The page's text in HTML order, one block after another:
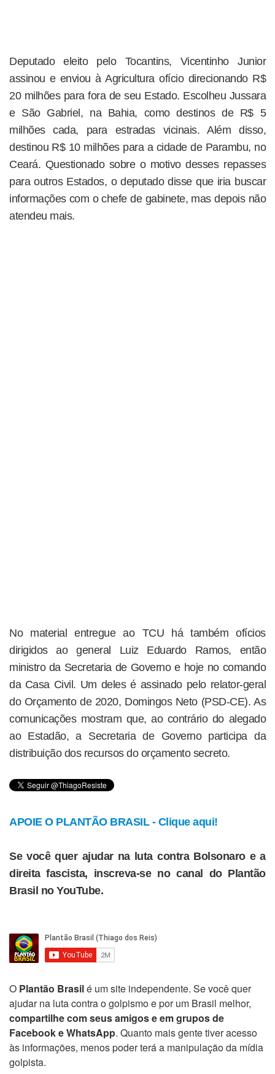
Deputado eleito pelo Tocantins, Vicentinho Junior
assinou e enviou à Agricultura ofício direcionando R$
20 milhões para fora de seu Estado. Escolheu Jussara
e São Gabriel, na Bahia, como destinos de R$ 5
milhões cada, para estradas vicinais. Além disso,
destinou R$ 10 milhões para a cidade de Parambu, no
Ceará. Questionado sobre o motivo desses repasses
para outros Estados, o deputado disse que iria buscar
informações com o chefe de gabinete, mas depois não
atendeu mais.
No material entregue ao TCU há também ofícios
dirigidos ao general Luiz Eduardo Ramos, então
ministro da Secretaria de Governo e hoje no comando
da Casa Civil. Um deles é assinado pelo relator-geral
do Orçamento de 2020, Domingos Neto (PSD-CE). As
comunicações mostram que, ao contrário do alegado
ao Estadão, a Secretaria de Governo participa da
distribuição dos recursos do orçamento secreto.
APOIE O PLANTÃO BRASIL - Clique aqui!
Se você quer ajudar na luta contra Bolsonaro e a
direita fascista, inscreva-se no canal do Plantão
Brasil no YouTube.
O Plantão Brasilé um site independente. Se você quer
ajudar na luta contra o golpismo e por um Brasil melhor,
compartilhe com seus amigos e em grupos de
Facebook e WhatsApp. Quanto mais gente tiver acesso
às informações, menos poder terá a manipulação da mídia
golpista.